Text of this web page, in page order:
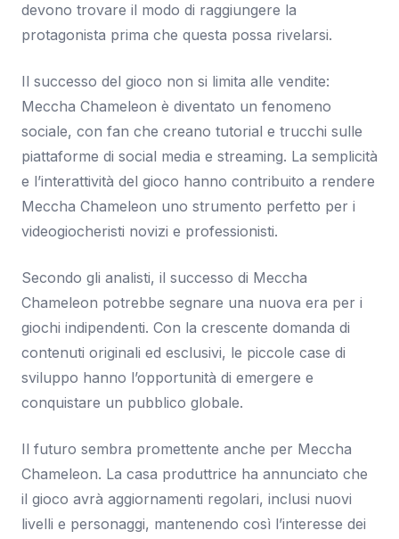
devono trovare il modo di raggiungere la
protagonista prima che questa possa rivelarsi.
Il successo del gioco non si limita alle vendite:
Meccha Chameleon è diventato un fenomeno
sociale, con fan che creano tutorial e trucchi sulle
piattaforme di social media e streaming. La semplicità
e l’interattività del gioco hanno contribuito a rendere
Meccha Chameleon uno strumento perfetto per i
videogiocheristi novizi e professionisti.
Secondo gli analisti, il successo di Meccha
Chameleon potrebbe segnare una nuova era per i
giochi indipendenti. Con la crescente domanda di
contenuti originali ed esclusivi, le piccole case di
sviluppo hanno l’opportunità di emergere e
conquistare un pubblico globale.
Il futuro sembra promettente anche per Meccha
Chameleon. La casa produttrice ha annunciato che
il gioco avrà aggiornamenti regolari, inclusi nuovi
livelli e personaggi, mantenendo così l’interesse dei